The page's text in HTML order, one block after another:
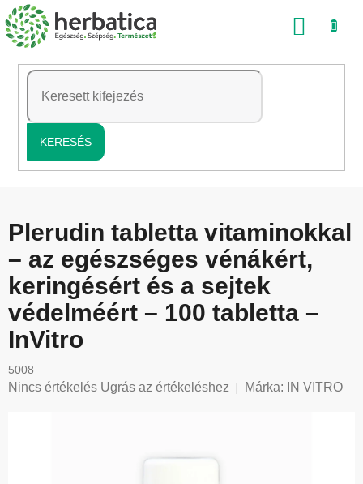
Ugrás
a
tartalomhoz
KERESÉS
Plerudin tabletta vitaminokkal
– az egészséges vénákért,
keringésért és a sejtek
védelméért – 100 tabletta –
InVitro
5008
A
Nincs értékelés Ugrás az értékeléshez Márka: IN VITRO